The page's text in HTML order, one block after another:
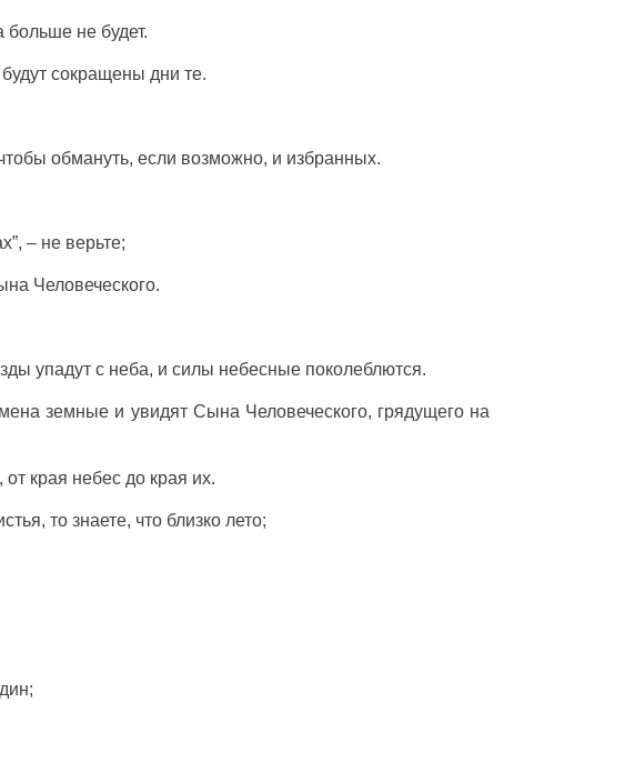
больше не будет.
сокращены дни те.
обмануть, если возможно, и избранных.
– не верьте;
Человеческого.
упадут с неба, и силы небесные поколеблются.
земные и увидят Сына Человеческого, грядущего на
края небес до края их.
то знаете, что близко лето;